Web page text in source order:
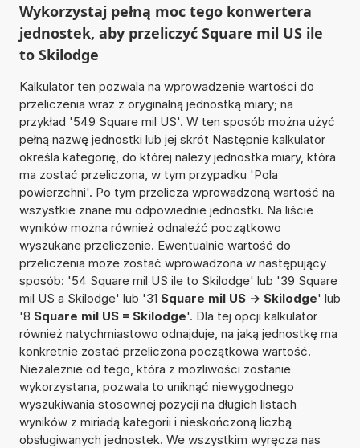
Wykorzystaj pełną moc tego konwertera
jednostek, aby przeliczyć Square mil US ile
to Skilodge
Kalkulator ten pozwala na wprowadzenie wartości do
przeliczenia wraz z oryginalną jednostką miary; na
przykład '549 Square mil US'. W ten sposób można użyć
pełną nazwę jednostki lub jej skrót Następnie kalkulator
określa kategorię, do której należy jednostka miary, która
ma zostać przeliczona, w tym przypadku 'Pola
powierzchni'. Po tym przelicza wprowadzoną wartość na
wszystkie znane mu odpowiednie jednostki. Na liście
wyników można również odnaleźć początkowo
wyszukane przeliczenie. Ewentualnie wartość do
przeliczenia może zostać wprowadzona w następujący
sposób: '54 Square mil US ile to Skilodge' lub '39 Square
mil US a Skilodge' lub '31 Square mil US -> Skilodge' lub
'8 Square mil US = Skilodge'. Dla tej opcji kalkulator
również natychmiastowo odnajduje, na jaką jednostkę ma
konkretnie zostać przeliczona początkowa wartość.
Niezależnie od tego, która z możliwości zostanie
wykorzystana, pozwala to uniknąć niewygodnego
wyszukiwania stosownej pozycji na długich listach
wyników z miriadą kategorii i nieskończoną liczbą
obsługiwanych jednostek. We wszystkim wyręcza nas